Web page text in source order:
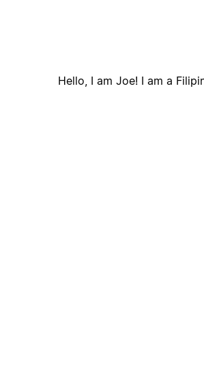
Hello, I am Joe! I am a